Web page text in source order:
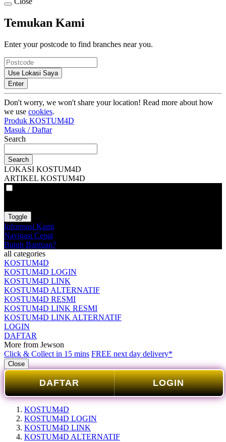
Temukan Kami
Enter your postcode to find branches near you.
Use Lokasi Saya
Enter
Don't worry, we won't share your location! Read more about how
we use cookies.
Produk KOSTUM4D
Masuk / Daftar
Search
Search
LOKASI KOSTUM4D
ARTIKEL KOSTUM4D
Toggle
Informasi Kami
Navigasi Cepat
Butuh Bantuan?
all categories
KOSTUM4D
KOSTUM4D LOGIN
KOSTUM4D LINK
KOSTUM4D ALTERNATIF
KOSTUM4D RESMI
KOSTUM4D LINK RESMI
KOSTUM4D LINK ALTERNATIF
LOGIN
DAFTAR
More from Jewson
Click & Collect in 15 mins FREE next day delivery*
Close
DAFTAR LOGIN
KOSTUM4D
KOSTUM4D LOGIN
KOSTUM4D LINK
KOSTUM4D ALTERNATIF